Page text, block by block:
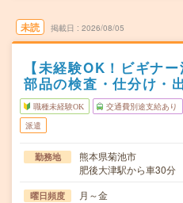
未読 掲載日 2026/08/05
【未経験OK！ビギナ
部品の検査・仕分け・
職種未経験OK 交通費別途支給あり
派遣
勤務地
熊本県菊池市
肥後大津駅から車30分
曜日頻度 月～金